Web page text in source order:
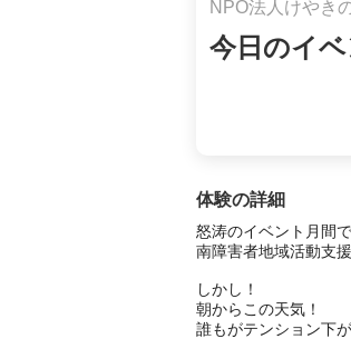
NPO法人けやき
今日のイ
体験の詳細
怒涛のイベント月間
南障害者地域活動支
しかし！
朝からこの天気！
誰もがテンション下